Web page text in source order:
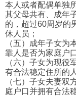
本人或者配偶单独
其父母共有、成年
的，超过60周岁的
休人员；
（五）成年子女为
靠人是否为家庭户
（六）子女为现役
有合法稳定住所的
（七）子女夫妻双
庭户口并拥有合法